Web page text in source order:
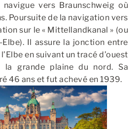
vers Braunschweig où
Poursuite de la navigation vers
sur le « Mittellandkanal » (ou
Elbe). Il assure la jonction entre
en suivant un tracé d’ouest
grande plaine du nord. Sa
46 ans et fut achevé en 1939.